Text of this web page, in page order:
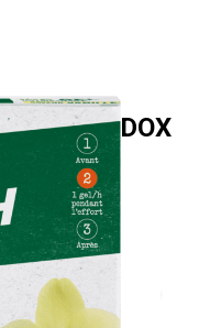
SPEEDOX
avis